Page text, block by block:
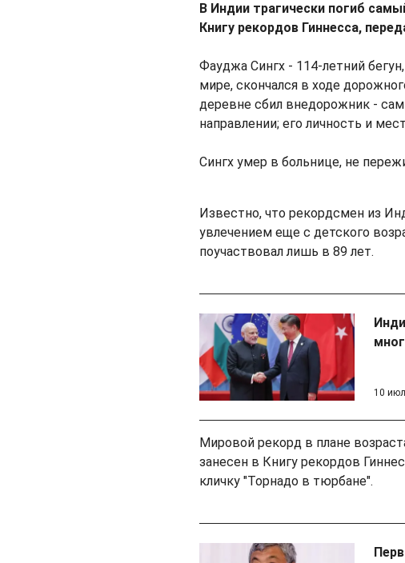
В Индии трагически погиб
Книгу рекордов Гиннесса,
Фауджа Сингх - 114-летний
мире, скончался в ходе
деревне сбил внедорожник -
направлении; его личность и
Сингх умер в больнице, не
Известно, что рекордсмен из
увлечением еще с детского
поучаствовал лишь в 89 лет.
10
Мировой рекорд в плане
занесен в Книгу рекордов
кличку "Торнадо в тюрбане".